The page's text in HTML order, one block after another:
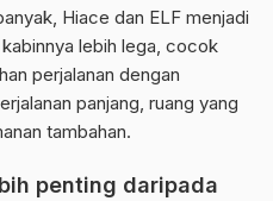
Hiace dan ELF menjadi
lebih lega, cocok
perjalanan dengan
panjang, ruang yang
tambahan.
penting daripada